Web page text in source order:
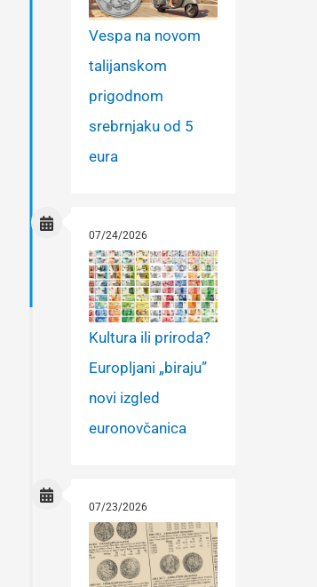
Vespa na novom
talijanskom
prigodnom
srebrnjaku od 5
eura
07/24/2026
Kultura ili priroda?
Europljani „biraju”
novi izgled
euronovčanica
07/23/2026